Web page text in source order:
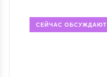
СЕЙЧАС ОБСУЖДАЮТ